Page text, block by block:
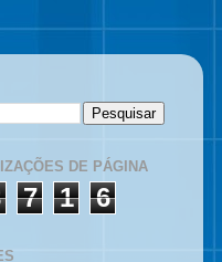
DE PÁGINA
7 1 6